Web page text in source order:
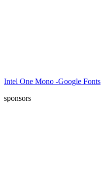
Intel One Mono -Google Fonts
sponsors